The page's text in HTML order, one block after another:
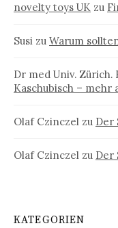
novelty toys UK zu
Susi zu Warum
Dr med Univ.
Kaschubisch – mehr
Olaf Czinczel zu Der
Olaf Czinczel zu Der
KATEGORIEN